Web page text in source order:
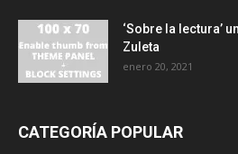
‘Sobre la lectura’
Zuleta
enero 20, 2021
CATEGORÍA POPULAR